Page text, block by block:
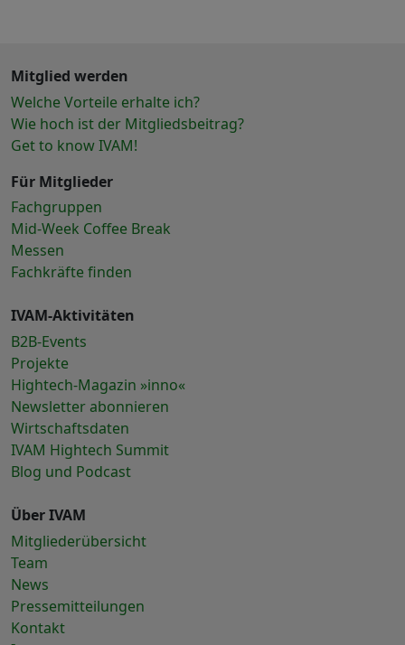
Mitglied werden
Welche Vorteile erhalte ich?
Wie hoch ist der Mitgliedsbeitrag?
Get to know IVAM!
Für Mitglieder
Fachgruppen
Mid-Week Coffee Break
Messen
Fachkräfte finden
IVAM-Aktivitäten
B2B-Events
Projekte
Hightech-Magazin »inno«
Newsletter abonnieren
Wirtschaftsdaten
IVAM Hightech Summit
Blog und Podcast
Über IVAM
Mitgliederübersicht
Team
News
Pressemitteilungen
Kontakt